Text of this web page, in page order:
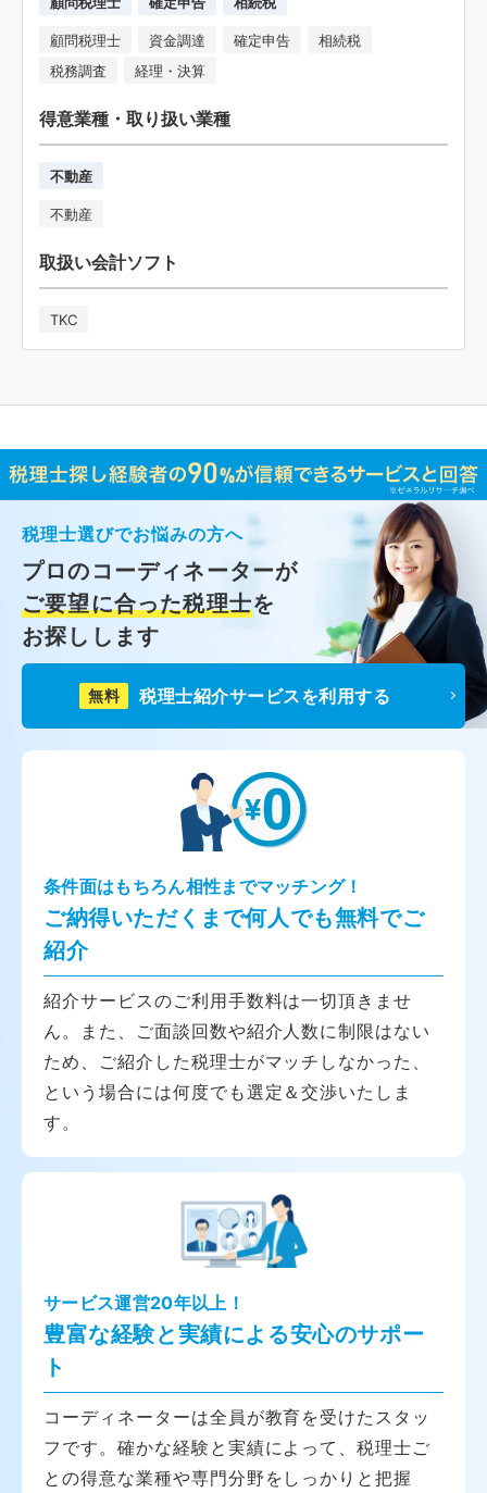
顧問税理士 資金調達 確定申告
相続税
税務調査
経理・決算
得意業種・取り扱い業種
不動産
不動産
取扱い会計ソフト
TKC
税理士選びでお悩みの方へ
プロのコーディネーターが
ご要望に合った税理士を
お探しします
無料 税理士紹介サービスを利用する
条件面はもちろん相性までマッチング！
ご納得いただくまで何人でも無料でご
紹介
紹介サービスのご利用手数料は一切頂きませ
ん。また、ご面談回数や紹介人数に制限はない
ため、ご紹介した税理士がマッチしなかった、
という場合には何度でも選定＆交渉いたしま
す。
サービス運営20年以上！
豊富な経験と実績による安心のサポー
ト
コーディネーターは全員が教育を受けたスタッ
フです。確かな経験と実績によって、税理士ご
との得意な業種や専門分野をしっかりと把握